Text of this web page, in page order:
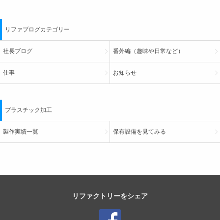
リファブログカテゴリー
社長ブログ 番外編（趣味や日常など）
仕事 お知らせ
プラスチック加工
製作実績一覧 保有設備を見てみる
リファクトリーをシェア